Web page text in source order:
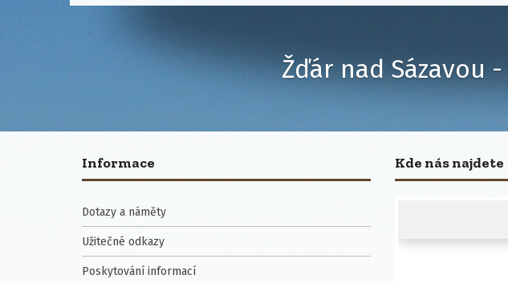
Žďár nad Sázavou -
Informace
Dotazy a náměty
Užitečné odkazy
Poskytování informací
Kde nás najdete